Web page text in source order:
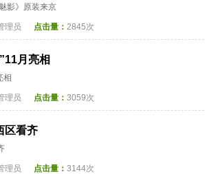
影》原装来京
管理员 点击量： 2845次
月亮相
相
管理员 点击量： 3059次
区看齐
管理员 点击量： 3144次